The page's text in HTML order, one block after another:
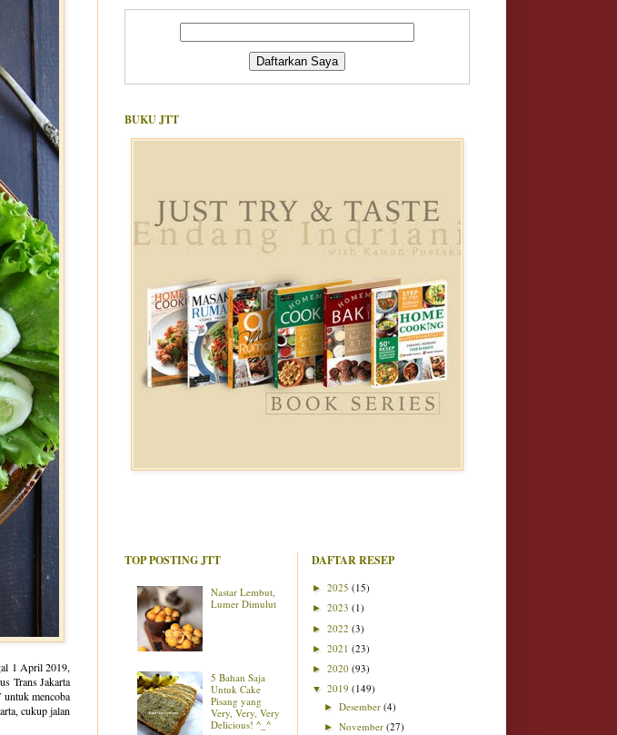
1 April 2019,
Trans Jakarta
mencoba
cukup jalan
BUKU JTT
TOP POSTING JTT
Nastar Lembut,
Lumer Dimulut
5 Bahan Saja
Untuk Cake
Pisang yang
Very, Very, Very
Delicious! ^_^
DAFTAR RESEP
► 2025 (15)
► 2023 (1)
► 2022 (3)
► 2021 (23)
► 2020 (93)
▼ 2019 (149)
►Desember(4)
►November(27)